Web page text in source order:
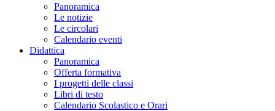
Panoramica
Le notizie
Le circolari
Calendario eventi
Didattica
Panoramica
Offerta formativa
I progetti delle classi
Libri di testo
Calendario Scolastico e Orari